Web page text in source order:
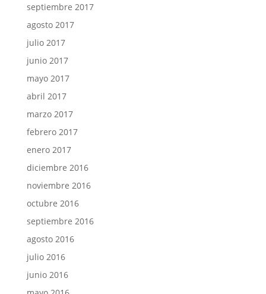
septiembre 2017
agosto 2017
julio 2017
junio 2017
mayo 2017
abril 2017
marzo 2017
febrero 2017
enero 2017
diciembre 2016
noviembre 2016
octubre 2016
septiembre 2016
agosto 2016
julio 2016
junio 2016